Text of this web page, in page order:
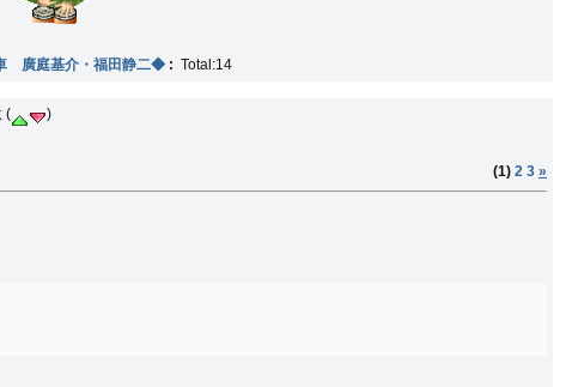
廣庭基介・福田静二◆ : Total:14
(
)
(1) 2 3 »